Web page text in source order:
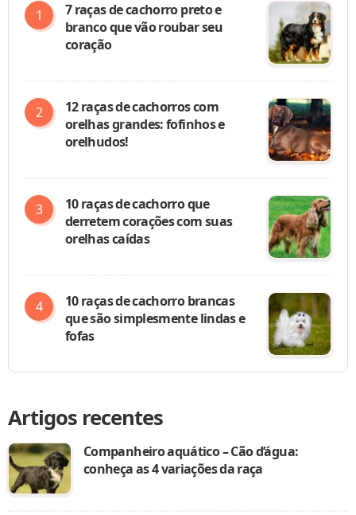
7 raças de cachorro preto e
branco que vão roubar seu
coração
12 raças de cachorros com
orelhas grandes: fofinhos e
orelhudos!
10 raças de cachorro que
derretem corações com suas
orelhas caídas
10 raças de cachorro brancas
que são simplesmente lindas e
fofas
Artigos recentes
Companheiro aquático – Cão d’água:
conheça as 4 variações da raça